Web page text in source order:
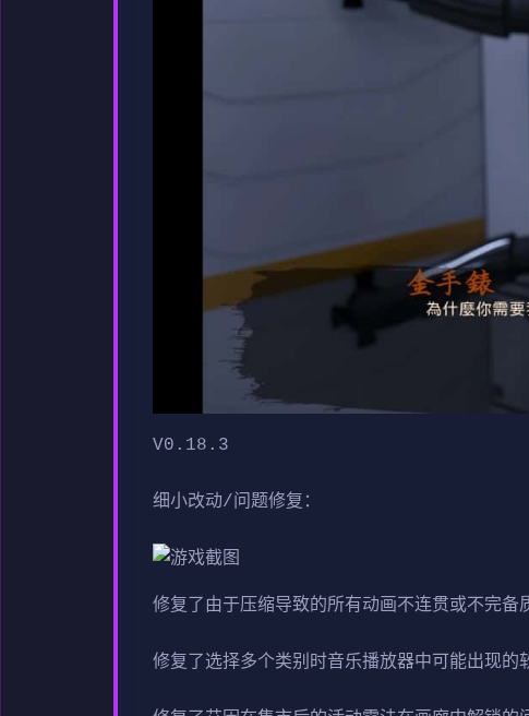
V0.18.3
细小改动/问题修复：
修复了由于压缩导致的所有动画不连贯或不完备
修复了选择多个类别时音乐播放器中可能出现的